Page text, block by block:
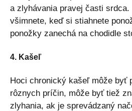
a zlyhávania pravej časti srdca.
všimnete, keď si stiahnete
ponožky zanechá na chodidle
4. Kašeľ
Hoci chronický kašeľ môže byť
rôznych príčin, môže byť tiež
zlyhania, ak je sprevádzaný